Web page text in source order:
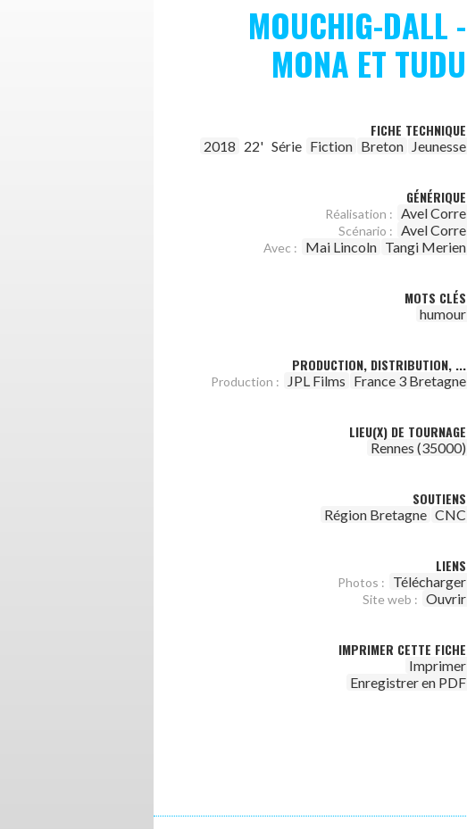
MOUCHIG-DALL -
MONA ET TUDU
FICHE TECHNIQUE
2018 22' Série Fiction Breton Jeunesse
GÉNÉRIQUE
Réalisation : Avel Corre
Scénario : Avel Corre
Avec : Mai Lincoln Tangi Merien
MOTS CLÉS
humour
PRODUCTION, DISTRIBUTION, ...
Production : JPL Films France 3 Bretagne
LIEU(X) DE TOURNAGE
Rennes (35000)
SOUTIENS
Région Bretagne CNC
LIENS
Photos : Télécharger
Site web : Ouvrir
IMPRIMER CETTE FICHE
Imprimer
Enregistrer en PDF